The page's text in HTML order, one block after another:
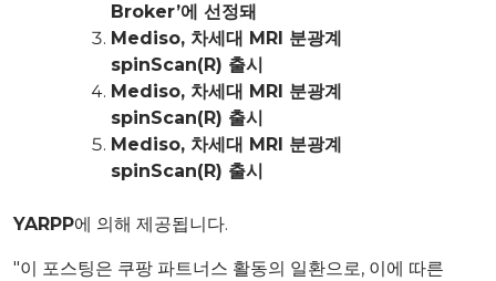
Broker’에 선정돼
Mediso, 차세대 MRI 분광계
spinScan(R) 출시
Mediso, 차세대 MRI 분광계
spinScan(R) 출시
Mediso, 차세대 MRI 분광계
spinScan(R) 출시
YARPP에 의해 제공됩니다.
"이 포스팅은 쿠팡 파트너스 활동의 일환으로, 이에 따른